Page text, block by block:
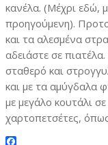
κανέλα. (Μέχρι εδώ,
προηγούμενη).
και τα αλεσμένα
αδειάστε σε
σταθερό και
και με τα αμύγδαλα
με μεγάλο κουτάλι
χαρτοπετσέτες,